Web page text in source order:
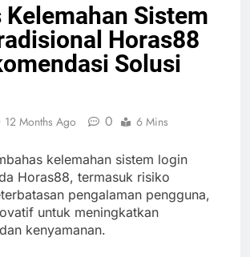
Sistem
Horas88
Solusi
12 Months Ago 0 6 Mins
kelemahan sistem login
Horas88, termasuk risiko
pengalaman pengguna,
untuk meningkatkan
kenyamanan.